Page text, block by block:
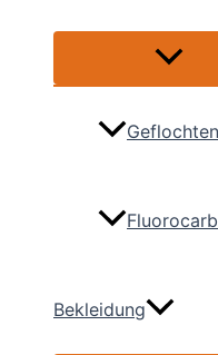
Menü
Geflochten
Bekleidung